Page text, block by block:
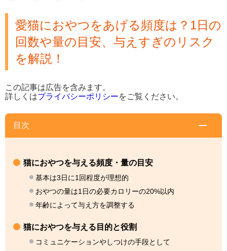
愛猫におやつをあげる頻度は？1日の
回数や量の目安、与えすぎのリスク
を解説！
この記事は広告を含みます。
詳しくはプライバシーポリシーをご覧ください。
目次
猫におやつを与える頻度・量の目安
基本は3日に1回程度が理想的
おやつの量は1日の必要カロリーの20%以内
年齢によって与え方を調整する
猫におやつを与える目的と役割
コミュニケーションやしつけの手段として